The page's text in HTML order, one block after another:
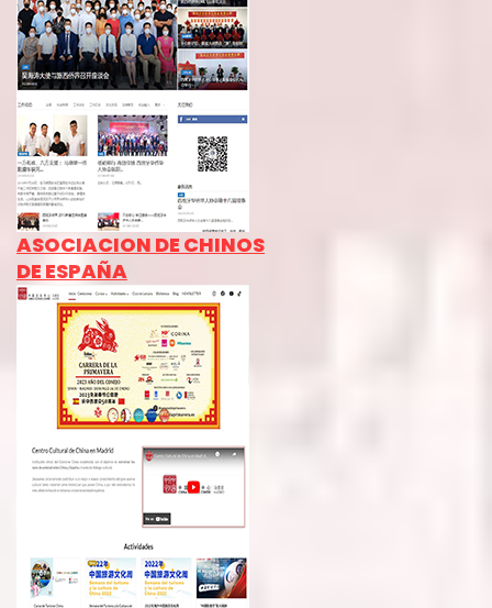
ASOCIACION DE CHINOS
DE ESPAÑA